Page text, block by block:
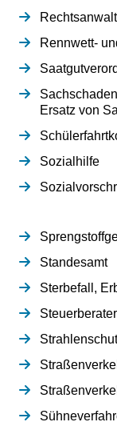
Rennwett-
Ersatz von
Sozialhilfe
Standesamt
Sterbefall,